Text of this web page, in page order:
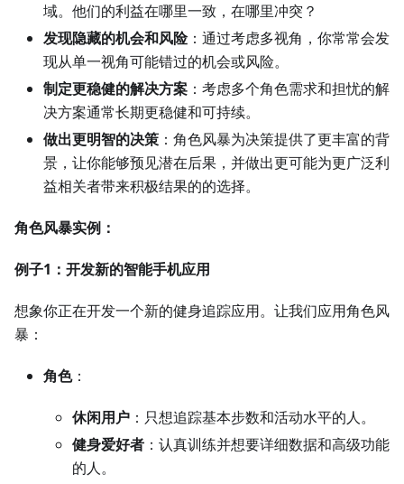
域。他们的利益在哪里一致，在哪里冲突？
发现隐藏的机会和风险：通过考虑多视角，你常常会发
现从单一视角可能错过的机会或风险。
制定更稳健的解决方案 ：考虑多个角色需求和担忧的解
决方案通常长期更稳健和可持续。
做出更明智的决策 ：角色风暴为决策提供了更丰富的背
景，让你能够预见潜在后果，并做出更可能为更广泛利
益相关者带来积极结果的的选择。
角色风暴实例：
例子1：开发新的智能手机应用
想象你正在开发一个新的健身追踪应用。让我们应用角色风
暴：
角色：
休闲用户 ：只想追踪基本步数和活动水平的人。
健身爱好者 ：认真训练并想要详细数据和高级功能
的人。